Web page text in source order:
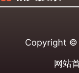
Copyright ©
网站